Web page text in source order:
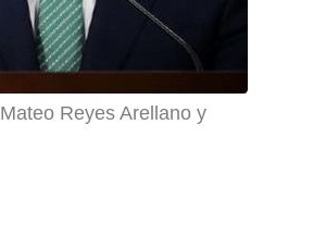
Mateo Reyes Arellano y